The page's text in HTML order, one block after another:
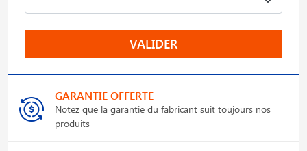
VALIDER
GARANTIE OFFERTE
Notez que la garantie du fabricant suit toujours nos
produits